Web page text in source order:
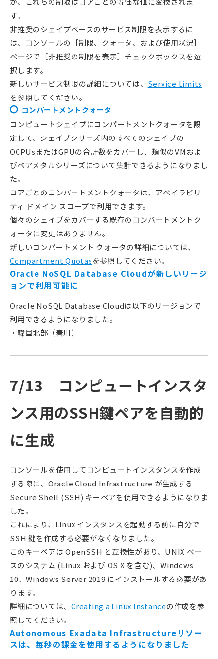
す。
非推奨のシェイプベースのサービス制限を表示するに
は、コンソールの［制限、クォータ、および使用状況］
ページで［非推奨の制限を表示］チェックボックスを選
択します。
新しいサービス制限の詳細については、 Service Limits
を参照してください。
コンパートメントクォータ
コンピュートシェイプにコンパートメントクォータを設
定して、シェイプシリーズ内のすべてのシェイプの
OCPUsまたはGPUの合計数をカバーし、類似のVMおよ
びベアメタルシリーズについて集計できるようになりまし
た。
コアごとのコンパートメントクォータは、アベイラビリ
ティ ドメイン スコープで利用できます。
個々のシェイプをカバーする既存のコンパートメントク
ォータに変更はありません。
新しいコンパートメント クォータの詳細については、
Compartment Quotasを参照してください。
Oracle NoSQL Database Cloudが新しいリージ
ョンで利用可能に
Oracle NoSQL Database Cloudは以下のリージョンで
利用できるようになりました。
・韓国北部（春川）
7/13 コンピュートインスタ
ンス用のSSH鍵ペアを自動的
に生成
コンソールを使用してコンピュートインスタンスを作成
する際に、Oracle Cloud Infrastructure が生成する
Secure Shell (SSH) キーペアを使用できるようになりま
した。
これにより、Linux インスタンスを起動する前に自分で
SSH 鍵を作成する必要がなくなりました。
このキーペアは OpenSSH と互換性があり、UNIX ベー
スのシステム (Linux および OS X を含む)、Windows
10、Windows Server 2019 にインストールする必要があ
ります。
詳細については、 Creating a Linux Instanceの作成を参
照してください。
Autonomous Exadata Infrastructureリソー
スは、毎秒の課金を使用するようになりました